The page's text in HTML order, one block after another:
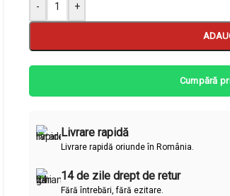
- +
Cumpără
Livrare rapidă
Livrare rapidă oriunde în România.
14 de zile drept de retur
Fără întrebări, fără ezitare.